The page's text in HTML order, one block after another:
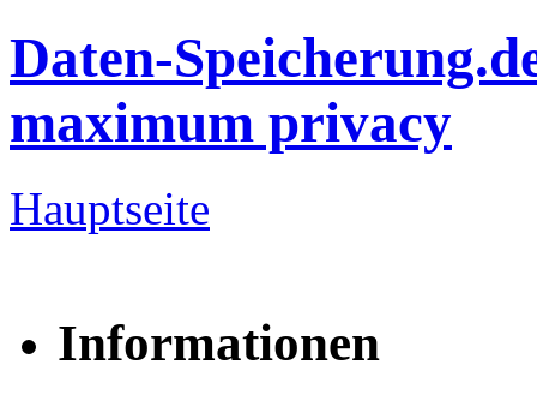
Daten-
maximum privacy
Hauptseite
Informationen